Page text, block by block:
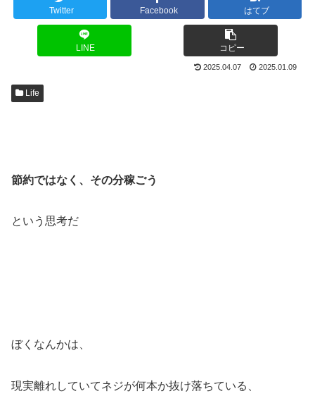
Twitter Facebook はてブ
LINE コピー
2025.04.07 2025.01.09
Life
節約ではなく、その分稼ごう
という思考だ
ぼくなんかは、
現実離れしていてネジが何本か抜け落ちている、